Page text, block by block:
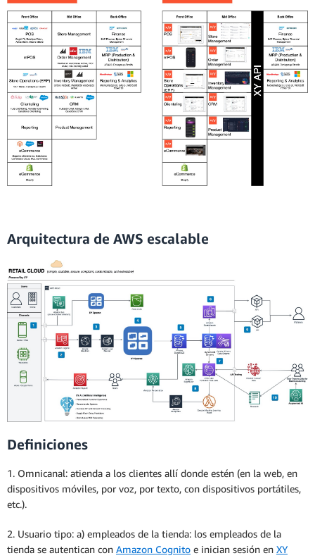
Arquitectura de AWS escalable
Definiciones
1. Omnicanal: atienda a los clientes allí donde estén (en la web, en
dispositivos móviles, por voz, por texto, con dispositivos portátiles,
etc.).
2. Usuario tipo: a) empleados de la tienda: los empleados de la
tienda se autentican con Amazon Cognito e inician sesión en XY